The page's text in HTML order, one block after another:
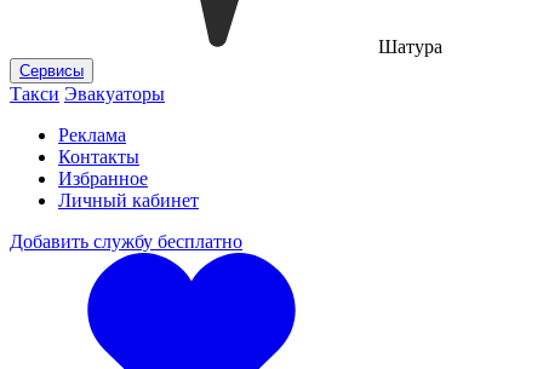
Шатура
Сервисы
Такси Эвакуаторы
Реклама
Контакты
Избранное
Личный кабинет
Добавить службу бесплатно